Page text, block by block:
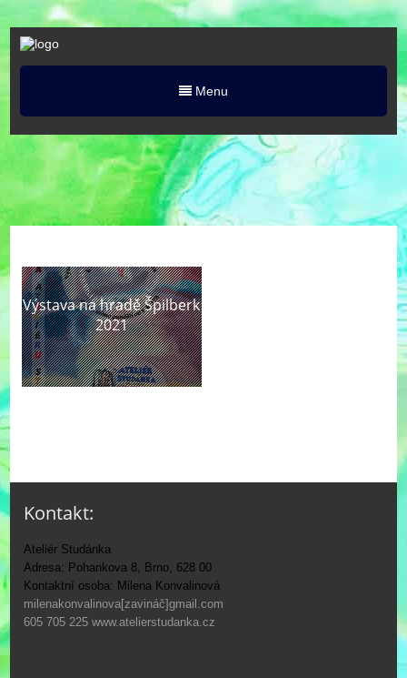
Menu
Výstava na hradě Špilberk
2021
Kontakt:
Ateliér Studánka
Adresa: Pohankova 8, Brno, 628 00
Kontaktní osoba: Milena Konvalinová
milenakonvalinova[zavináč]gmail.com
605 705 225 www.atelierstudanka.cz